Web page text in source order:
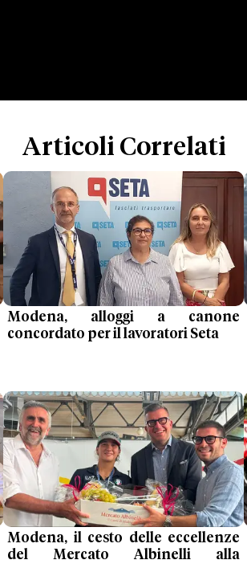
Articoli Correlati
Modena, alloggi a canone
concordato per il lavoratori Seta
Modena, il cesto delle eccellenze
del Mercato Albinelli alla